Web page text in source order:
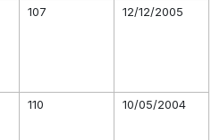
107 12/12/2005
110 10/05/2004